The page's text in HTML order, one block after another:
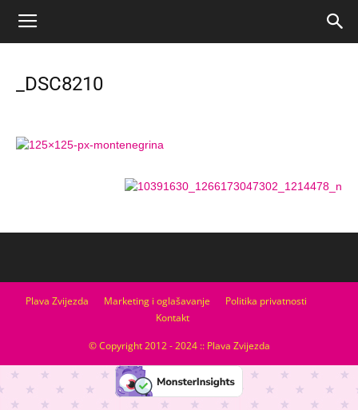
_DSC8210
Plava Zvijezda Marketing i oglašavanje
Politika privatnosti
Kontakt
© Copyright 2012 - 2024 :: Plava Zvijezda